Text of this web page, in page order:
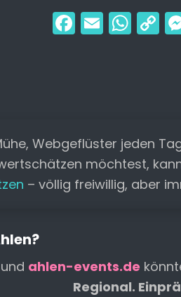
F
a
o
o
k
E
m
W
h
p
p
C
o
n
k
Webgeflüster jeden
möchtest,
– völlig freiwillig, aber
und ahlen-events.de
Regional.